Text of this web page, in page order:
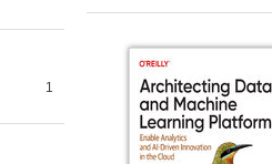
1